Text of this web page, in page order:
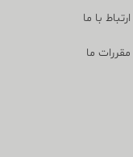
ارتباط با ما
مقررات ما